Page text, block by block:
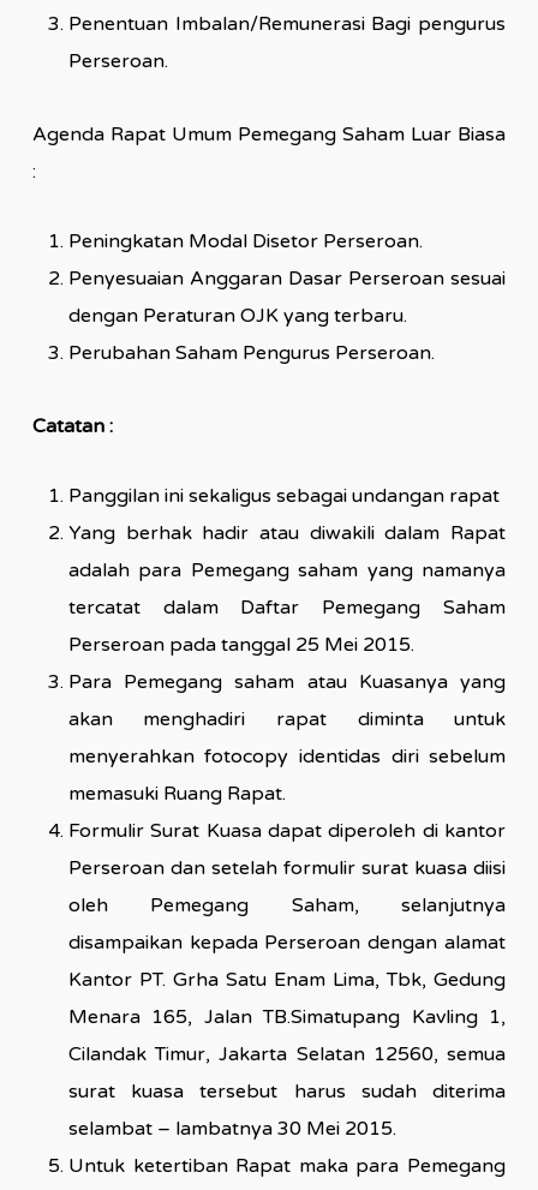
Penentuan Imbalan/Remunerasi Bagi pengurus
Perseroan.
Agenda Rapat Umum Pemegang Saham Luar Biasa
:
Peningkatan Modal Disetor Perseroan.
Penyesuaian Anggaran Dasar Perseroan sesuai
dengan Peraturan OJK yang terbaru.
Perubahan Saham Pengurus Perseroan.
Catatan :
Panggilan ini sekaligus sebagai undangan rapat
Yang berhak hadir atau diwakili dalam Rapat
adalah para Pemegang saham yang namanya
tercatat dalam Daftar Pemegang Saham
Perseroan pada tanggal 25 Mei 2015.
Para Pemegang saham atau Kuasanya yang
akan menghadiri rapat diminta untuk
menyerahkan fotocopy identidas diri sebelum
memasuki Ruang Rapat.
Formulir Surat Kuasa dapat diperoleh di kantor
Perseroan dan setelah formulir surat kuasa diisi
oleh Pemegang Saham, selanjutnya
disampaikan kepada Perseroan dengan alamat
Kantor PT. Grha Satu Enam Lima, Tbk, Gedung
Menara 165, Jalan TB.Simatupang Kavling 1,
Cilandak Timur, Jakarta Selatan 12560, semua
surat kuasa tersebut harus sudah diterima
selambat – lambatnya 30 Mei 2015.
Untuk ketertiban Rapat maka para Pemegang